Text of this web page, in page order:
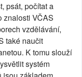
psát, počítat a
znalosti VČAS
vzdělávání,
také naučit
K tomu slouží
systém